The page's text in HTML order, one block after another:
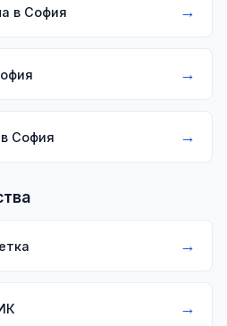
в София →
→
София →
→
→